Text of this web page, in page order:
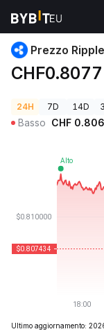
Prezzi Crypto
Prezzo
24H 7D 14D
Basso CHF
Ultimo aggiornamento: